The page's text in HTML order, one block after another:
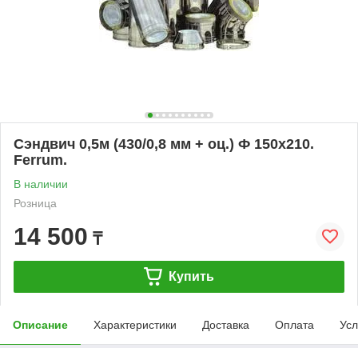
Сэндвич 0,5м (430/0,8 мм + оц.) Ф 150х210.
Ferrum.
В наличии
Розница
14 500 ₸
Купить
Описание Характеристики Доставка Оплата